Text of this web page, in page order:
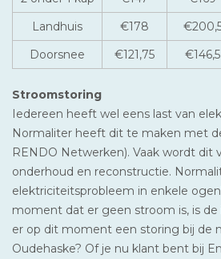
Landhuis
€178
Doorsnee
€121,75 €146,5
Stroomstoring
Iedereen heeft wel eens last van
Normaliter heeft dit te maken met
RENDO Netwerken). Vaak wordt dit
onderhoud en reconstructie.
elektriciteitsprobleem in enkele
moment dat er geen stroom is, is
er op dit moment een storing bij de
Oudehaske? Of je nu klant bent bij